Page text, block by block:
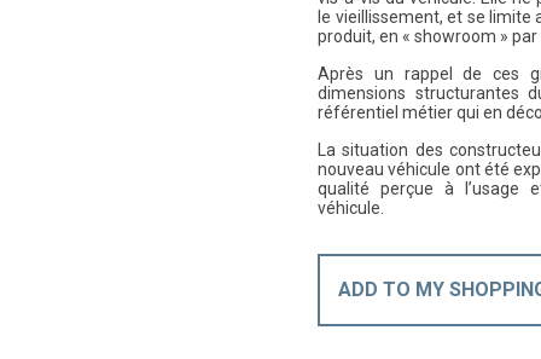
le vieillissement, et se limite
produit, en « showroom »
Après un rappel de ces
dimensions structurantes
référentiel métier qui en
La situation des
nouveau véhicule ont été
qualité perçue à l’usage
véhicule.
ADD TO MY